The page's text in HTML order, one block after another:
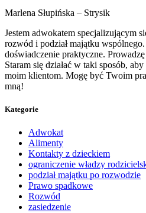
Marlena Słupińska – Strysik
Jestem adwokatem specjalizującym
rozwód i podział majątku
doświadczenie praktyczne.
Staram się działać w taki sposób,
moim klientom. Mogę być Twoim
mną!
Kategorie
Adwokat
Alimenty
Kontakty z dzieckiem
ograniczenie władzy
podział majątku po rozwodzie
Prawo spadkowe
Rozwód
zasiedzenie